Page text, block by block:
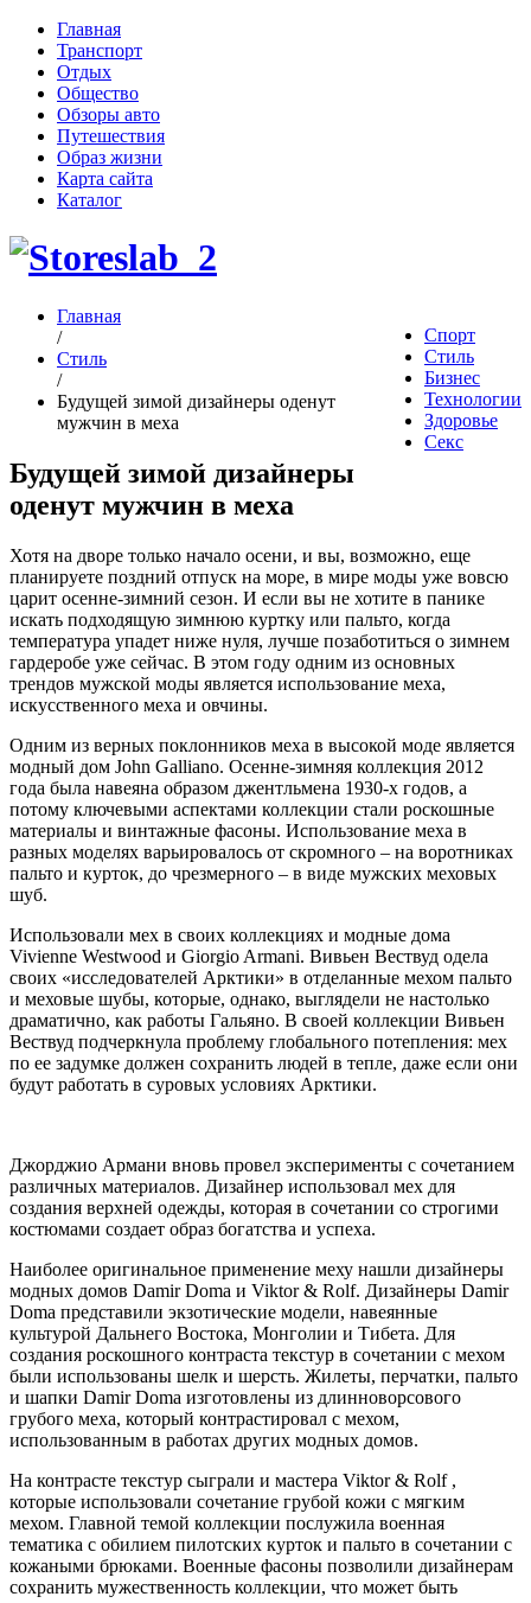
Главная
Транспорт
Отдых
Общество
Обзоры авто
Путешествия
Образ жизни
Карта сайта
Каталог
Спорт
Стиль
Бизнес
Технологии
Здоровье
Секс
Главная
/
Стиль
/
Будущей зимой дизайнеры оденут
мужчин в меха
Будущей зимой дизайнеры
оденут мужчин в меха
Хотя на дворе только начало осени, и вы, возможно, еще
планируете поздний отпуск на море, в мире моды уже вовсю
царит осенне-зимний сезон. И если вы не хотите в панике
искать подходящую зимнюю куртку или пальто, когда
температура упадет ниже нуля, лучше позаботиться о зимнем
гардеробе уже сейчас. В этом году одним из основных
трендов мужской моды является использование меха,
искусственного меха и овчины.
Одним из верных поклонников меха в высокой моде является
модный дом John Galliano. Осенне-зимняя коллекция 2012
года была навеяна образом джентльмена 1930-х годов, а
потому ключевыми аспектами коллекции стали роскошные
материалы и винтажные фасоны. Использование меха в
разных моделях варьировалось от скромного – на воротниках
пальто и курток, до чрезмерного – в виде мужских меховых
шуб.
Использовали мех в своих коллекциях и модные дома
Vivienne Westwood и Giorgio Armani. Вивьен Вествуд одела
своих «исследователей Арктики» в отделанные мехом пальто
и меховые шубы, которые, однако, выглядели не настолько
драматично, как работы Гальяно. В своей коллекции Вивьен
Вествуд подчеркнула проблему глобального потепления: мех
по ее задумке должен сохранить людей в тепле, даже если они
будут работать в суровых условиях Арктики.
Джорджио Армани вновь провел эксперименты с сочетанием
различных материалов. Дизайнер использовал мех для
создания верхней одежды, которая в сочетании со строгими
костюмами создает образ богатства и успеха.
Наиболее оригинальное применение меху нашли дизайнеры
модных домов Damir Doma и Viktor & Rolf. Дизайнеры Damir
Doma представили экзотические модели, навеянные
культурой Дальнего Востока, Монголии и Тибета. Для
создания роскошного контраста текстур в сочетании с мехом
были использованы шелк и шерсть. Жилеты, перчатки, пальто
и шапки Damir Doma изготовлены из длинноворсового
грубого меха, который контрастировал с мехом,
использованным в работах других модных домов.
На контрасте текстур сыграли и мастера Viktor & Rolf ,
которые использовали сочетание грубой кожи с мягким
мехом. Главной темой коллекции послужила военная
тематика с обилием пилотских курток и пальто в сочетании с
кожаными брюками. Военные фасоны позволили дизайнерам
сохранить мужественность коллекции, что может быть